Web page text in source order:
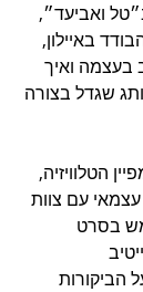
ואביעד״,
באיילון,
בעצמה ואיך
שגדל בצורה
הטלוויזיה,
עם צוות
בסרט
הביקורות